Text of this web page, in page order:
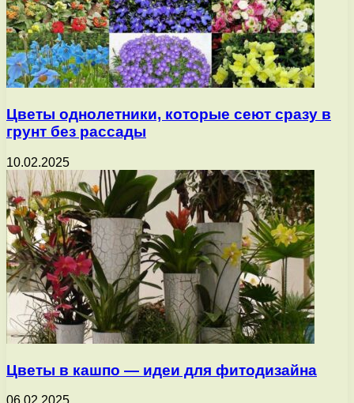
Цветы однолетники, которые сеют сразу в
грунт без рассады
10.02.2025
Цветы в кашпо — идеи для фитодизайна